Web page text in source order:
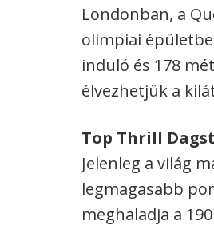
Londonban, a
olimpiai
induló és 178
élvezhetjük a
Top Thrill
Jelenleg a világ
legmagasabb
meghaladja a